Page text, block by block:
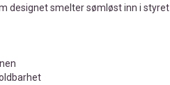
designet smelter sømløst inn i styret